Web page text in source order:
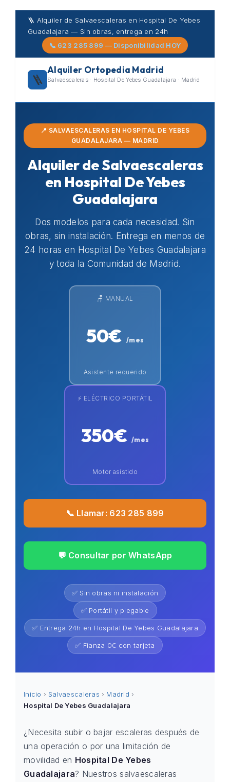
Skip
🪜 Alquiler de Salvaescaleras en Hospital De Yebes
Guadalajara — Sin obras, entrega en 24h
📞 623 285 899 — Disponibilidad HOY
🪜
Alquiler Ortopedia Madrid
Salvaescaleras · Hospital De Yebes Guadalajara · Madrid
📍 SALVAESCALERAS EN HOSPITAL DE YEBES
GUADALAJARA — MADRID
Alquiler de Salvaescaleras
en Hospital De Yebes
Guadalajara
Dos modelos para cada necesidad. Sin
obras, sin instalación. Entrega en menos de
24 horas en Hospital De Yebes Guadalajara
y toda la Comunidad de Madrid.
🪑 MANUAL
50€ /mes
Asistente requerido
⚡ ELÉCTRICO PORTÁTIL
350€/mes
Motor asistido
📞 Llamar: 623 285 899
💬 Consultar por WhatsApp
✅ Sin obras ni instalación
✅ Portátil y plegable
✅ Entrega 24h en Hospital De Yebes Guadalajara
✅ Fianza 0€ con tarjeta
Inicio › Salvaescaleras › Madrid ›
Hospital De Yebes Guadalajara
¿Necesita subir o bajar escaleras después de
una operación o por una limitación de
movilidad en Hospital De Yebes
Guadalajara? Nuestros salvaescaleras